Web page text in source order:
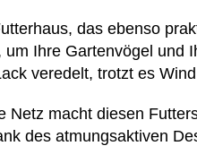
das ebenso
um Ihre Gartenvögel und
veredelt, trotzt es
Netz macht diesen
des atmungsaktiven